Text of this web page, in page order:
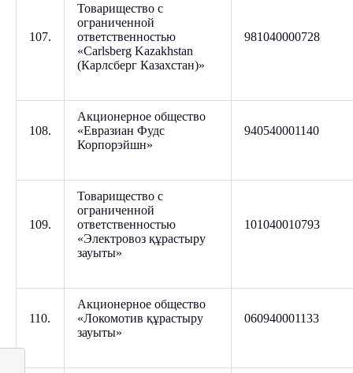
107.
Товарищество с
ограниченной
ответственностью
«Carlsberg Kazakhstan
(Карлсберг Казахстан)»
981040000728
108.
Акционерное общество
«Евразиан Фудс
Корпорэйшн»
940540001140
109.
Товарищество с
ограниченной
ответственностью
«Электровоз құрастыру
зауыты»
101040010793
110.
Акционерное общество
«Локомотив құрастыру
зауыты»
060940001133